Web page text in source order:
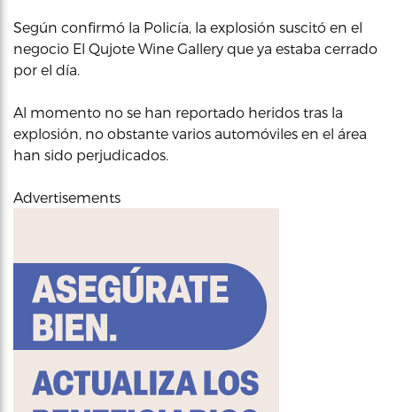
Según confirmó la Policía, la explosión suscitó en el
negocio El Qujote Wine Gallery que ya estaba cerrado
por el día.
Al momento no se han reportado heridos tras la
explosión, no obstante varios automóviles en el área
han sido perjudicados.
Advertisements